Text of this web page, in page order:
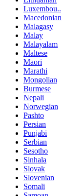
Luxembou..
Macedonian
Malagasy
Malay
Malayalam
Maltese
Maori
Marathi
Mongolian
Burmese
Nepali
Norwegian
Pashto
Persian
Punjabi
Serbian
Sesotho
Sinhala
Slovak
Slovenian
Somali